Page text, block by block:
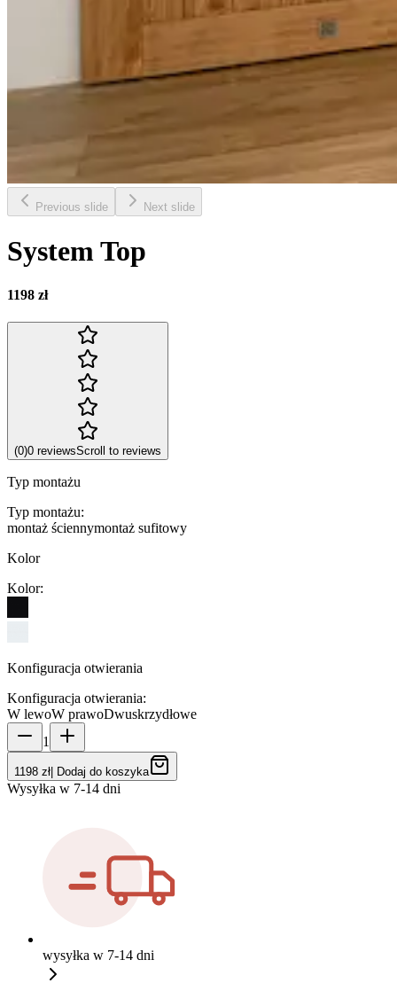
Previous slide Next slide
System Top
1198 zł
(0)0 reviewsScroll to reviews
Typ montażu
Typ montażu:
montaż ściennymontaż sufitowy
Kolor
Kolor:
Konfiguracja otwierania
Konfiguracja otwierania:
W lewoW prawoDwuskrzydłowe
1
1198 zł Dodaj do koszyka
Wysyłka w 7-14 dni
wysyłka w 7-14 dni